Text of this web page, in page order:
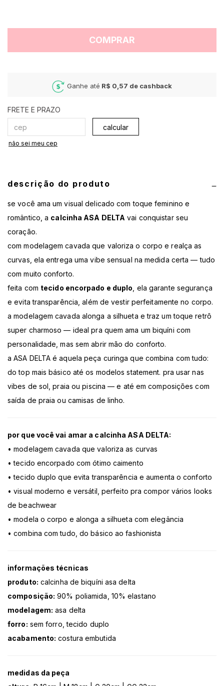
COMPRAR
Ganhe até R$ 0,57 de cashback
calcular
não sei meu cep
descrição do produto
se você ama um visual delicado com toque feminino e
romântico, a calcinha ASA DELTA vai conquistar seu
coração.
com modelagem cavada que valoriza o corpo e realça as
curvas, ela entrega uma vibe sensual na medida certa — tudo
com muito conforto.
feita com tecido encorpado e duplo , ela garante segurança
e evita transparência, além de vestir perfeitamente no corpo.
a modelagem cavada alonga a silhueta e traz um toque retrô
super charmoso — ideal pra quem ama um biquíni com
personalidade, mas sem abrir mão do conforto.
a ASA DELTA é aquela peça curinga que combina com tudo:
do top mais básico até os modelos statement. pra usar nas
vibes de sol, praia ou piscina — e até em composições com
saída de praia ou camisas de linho.
por que você vai amar a calcinha ASA DELTA:
• modelagem cavada que valoriza as curvas
• tecido encorpado com ótimo caimento
• tecido duplo que evita transparência e aumenta o conforto
• visual moderno e versátil, perfeito pra compor vários looks
de beachwear
• modela o corpo e alonga a silhueta com elegância
• combina com tudo, do básico ao fashionista
informações técnicas
produto: calcinha de biquíni asa delta
composição: 90% poliamida, 10% elastano
modelagem: asa delta
forro: sem forro, tecido duplo
acabamento: costura embutida
medidas da peça